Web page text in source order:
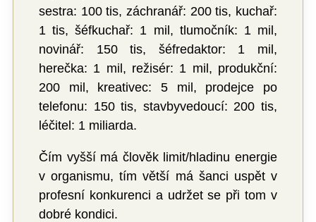
sestra: 100 tis, záchranář: 200 tis, kuchař:
1 tis, šéfkuchař: 1 mil, tlumočník: 1 mil,
novinář: 150 tis, šéfredaktor: 1 mil,
herečka: 1 mil, režisér: 1 mil, produkční:
200 mil, kreativec: 5 mil, prodejce po
telefonu: 150 tis, stavbyvedoucí: 200 tis,
léčitel: 1 miliarda.
Čím vyšší má člověk limit/hladinu energie
v organismu, tím větší má šanci uspět v
profesní konkurenci a udržet se při tom v
dobré kondici.